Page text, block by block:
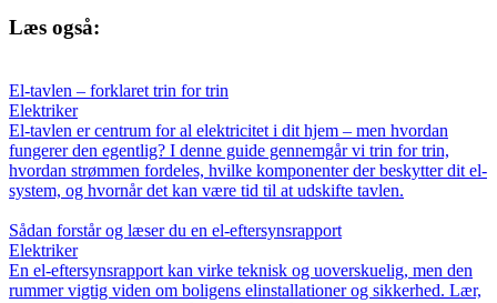
Læs også:
El-tavlen – forklaret trin for trin
Elektriker
El-tavlen er centrum for al elektricitet i dit hjem – men hvordan
fungerer den egentlig? I denne guide gennemgår vi trin for trin,
hvordan strømmen fordeles, hvilke komponenter der beskytter dit el-
system, og hvornår det kan være tid til at udskifte tavlen.
Sådan forstår og læser du en el-eftersynsrapport
Elektriker
En el-eftersynsrapport kan virke teknisk og uoverskuelig, men den
rummer vigtig viden om boligens elinstallationer og sikkerhed. Lær,